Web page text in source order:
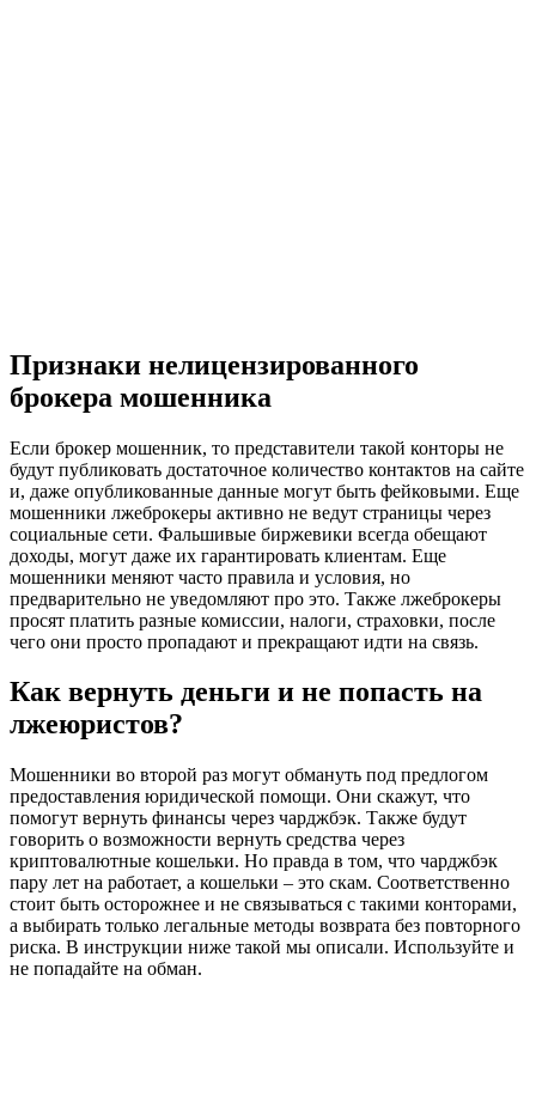
Признаки нелицензированного
брокера мошенника
Если брокер мошенник, то представители такой конторы не
будут публиковать достаточное количество контактов на сайте
и, даже опубликованные данные могут быть фейковыми. Еще
мошенники лжеброкеры активно не ведут страницы через
социальные сети. Фальшивые биржевики всегда обещают
доходы, могут даже их гарантировать клиентам. Еще
мошенники меняют часто правила и условия, но
предварительно не уведомляют про это. Также лжеброкеры
просят платить разные комиссии, налоги, страховки, после
чего они просто пропадают и прекращают идти на связь.
Как вернуть деньги и не попасть на
лжеюристов?
Мошенники во второй раз могут обмануть под предлогом
предоставления юридической помощи. Они скажут, что
помогут вернуть финансы через чарджбэк. Также будут
говорить о возможности вернуть средства через
криптовалютные кошельки. Но правда в том, что чарджбэк
пару лет на работает, а кошельки – это скам. Соответственно
стоит быть осторожнее и не связываться с такими конторами,
а выбирать только легальные методы возврата без повторного
риска. В инструкции ниже такой мы описали. Используйте и
не попадайте на обман.